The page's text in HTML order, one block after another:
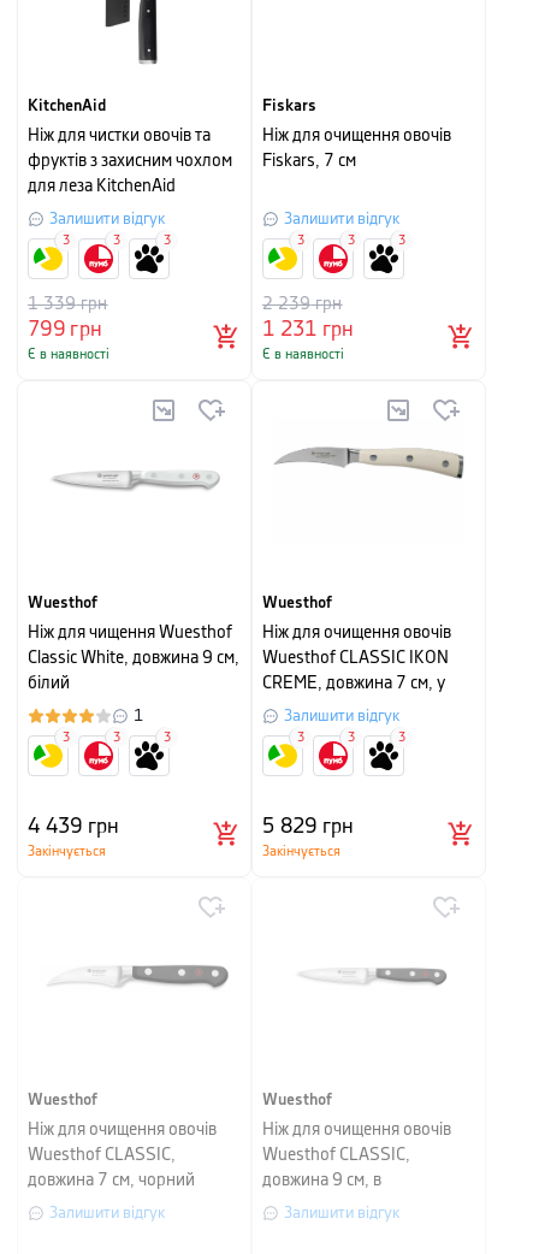
KitchenAid
Ніж для чистки овочів та
фруктів з захисним чохлом
для леза KitchenAid
Coreline, довжина 9 см
Залишити відгук
799грн
1 339грн
Є в наявності
3 3 3
Fiskars
Ніж для очищення овочів
Fiskars, 7 см
Залишити відгук
1 231 грн
2 239грн
Є в наявності
3 3 3
Wuesthof
Ніж для чищення Wuesthof
Classic White, довжина 9 см,
білий
1
4 439 грн
Закінчується
3 3 3
Wuesthof
Ніж для очищення овочів
Wuesthof CLASSIC IKON
CREME, довжина 7 см, у
картонній упаковці
Залишити відгук
5 829 грн
Закінчується
3 3 3
Wuesthof
Ніж для очищення овочів
Wuesthof CLASSIC,
довжина 7 см, чорний
Залишити відгук
Wuesthof
Ніж для очищення овочів
Wuesthof CLASSIC,
довжина 9 см, в
картонному пакуванні
Залишити відгук